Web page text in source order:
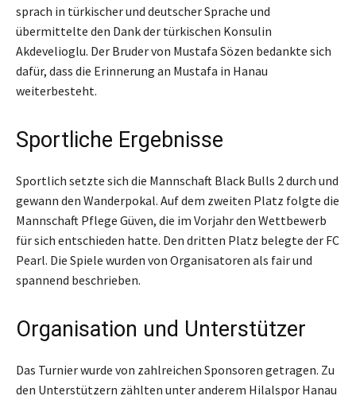
sprach in türkischer und deutscher Sprache und
übermittelte den Dank der türkischen Konsulin
Akdevelioglu. Der Bruder von Mustafa Sözen bedankte sich
dafür, dass die Erinnerung an Mustafa in Hanau
weiterbesteht.
Sportliche Ergebnisse
Sportlich setzte sich die Mannschaft Black Bulls 2 durch und
gewann den Wanderpokal. Auf dem zweiten Platz folgte die
Mannschaft Pflege Güven, die im Vorjahr den Wettbewerb
für sich entschieden hatte. Den dritten Platz belegte der FC
Pearl. Die Spiele wurden von Organisatoren als fair und
spannend beschrieben.
Organisation und Unterstützer
Das Turnier wurde von zahlreichen Sponsoren getragen. Zu
den Unterstützern zählten unter anderem Hilalspor Hanau